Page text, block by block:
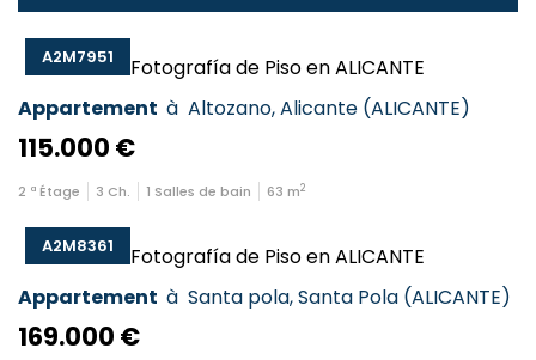
A2M7951
Appartement à Altozano,Alicante (ALICANTE)
115.000 €
2 ª Étage 3 Ch. 1 Salles de bain 63 m2
A2M8361
Appartement à Santa pola,Santa Pola (ALICANTE)
169.000 €